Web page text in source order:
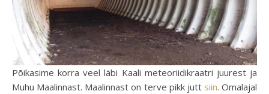
Põikasime korra veel läbi Kaali meteoriidikraatri juurest ja
Muhu Maalinnast. Maalinnast on terve pikk jutt siin. Omalajal